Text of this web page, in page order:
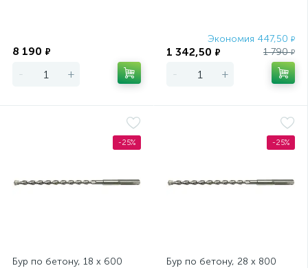
8 190 ₽
- +
Экономия 447,50 ₽
1 342,50 ₽ 1 790₽
- +
-25%
Бур по бетону, 18 х 600
-25%
Бур по бетону, 28 х 800